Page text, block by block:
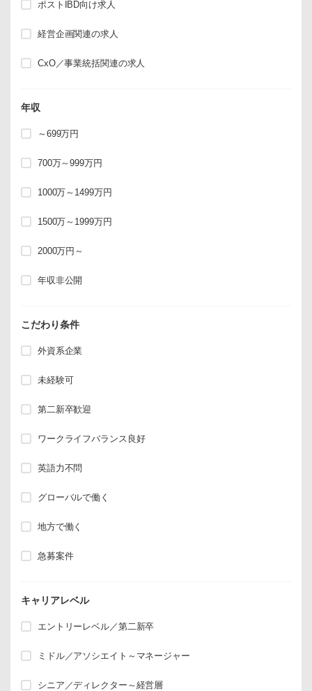
ポストIBD向け求人
経営企画関連の求人
CxO／事業統括関連の求人
年収
～699万円
700万～999万円
1000万～1499万円
1500万～1999万円
2000万円～
年収非公開
こだわり条件
外資系企業
未経験可
第二新卒歓迎
ワークライフバランス良好
英語力不問
グローバルで働く
地方で働く
急募案件
キャリアレベル
エントリーレベル／第二新卒
ミドル／アソシエイト～マネージャー
シニア／ディレクター～経営層